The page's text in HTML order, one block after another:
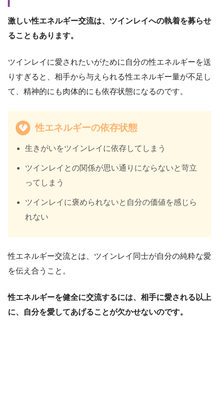
激しい性エネルギー交流は、ツインレイへの執着を募らせ
ることもあります。
ツインレイに愛されたいがために自分の性エネルギーを送
りすぎると、相手から与えられる性エネルギー量が不足し
て、精神的にも肉体的にも依存状態になるのです。
性エネルギーの依存状態
生きがいをツインレイに依存してしまう
ツインレイとの関係が思い通りにならないと苛立
ってしまう
ツインレイに褒められないと自分の価値を感じら
れない
性エネルギー交流とは、ツインレイ同士が自分の純粋な愛
を伝え合うこと。
性エネルギーを健全に交流するには、相手に愛される以上
に、自分を愛してあげることが欠かせないのです。